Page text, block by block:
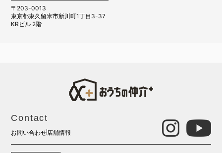
〒203-0013
東京都東久留米市新川町1丁目3-37
KRビル 2階
Contact
お問い合わせ店舗情報